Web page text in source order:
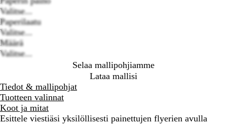
Valitse...
Paperilaatu
Valitse...
Määrä
Valitse...
Selaa mallipohjiamme
Lataa mallisi
Tiedot & mallipohjat
Tuotteen valinnat
Koot ja mitat
Esittele viestiäsi yksilöllisesti painettujen flyerien avulla